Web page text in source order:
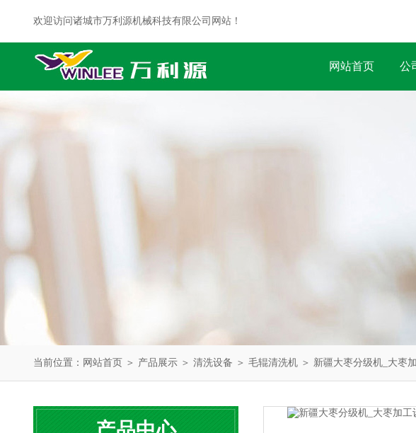
欢迎访问诸城市万利源机械科技有限公司网站！
网站首页 公
当前位置： 网站首页 ＞ 产品展示 ＞ 清洗设备 ＞ 毛辊清洗机 ＞ 新疆大枣分级机_大枣